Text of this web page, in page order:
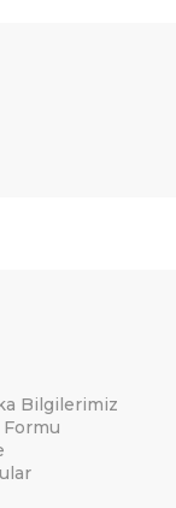
Bilgilerimiz